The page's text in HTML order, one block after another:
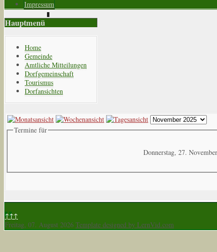
Impressum
Hauptmenü
Home
Gemeinde
Amtliche Mitteilungen
Dorfgemeinschaft
Tourismus
Dorfansichten
Termine für
Donnerstag, 27.
↑↑↑
Freitag, 07. August 2026 Template designed by LernVid.com